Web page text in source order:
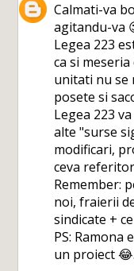
Calmati-va
agitandu-va
Legea 223
ca si
unitati nu se
posete si
Legea 223
alte "surse
modificari,
ceva
Remember:
noi, fraierii
sindicate +
PS: Ramona
un proiect 😂.